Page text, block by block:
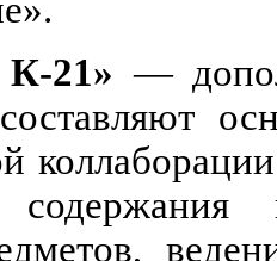
К-21»—
содержания